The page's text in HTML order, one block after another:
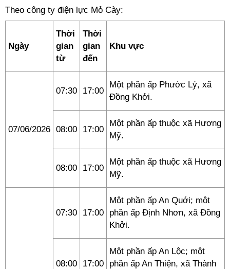
Theo công ty điện lực Mỏ Cày:
Ngày
Thời
gian
từ
Thời
gian
đến
Khu vực
07/06/2026
07:30 17:00
Một phần ấp Phước Lý, xã
Đồng Khởi.
08:00 17:00
Một phần ấp thuộc xã Hương
Mỹ.
08:00 17:00
Một phần ấp thuộc xã Hương
Mỹ.
07:30 17:00
Một phần ấp An Quới; một
phần ấp Định Nhơn, xã Đồng
Khởi.
08:00 17:00
Một phần ấp An Lộc; một
phần ấp An Thiện, xã Thành